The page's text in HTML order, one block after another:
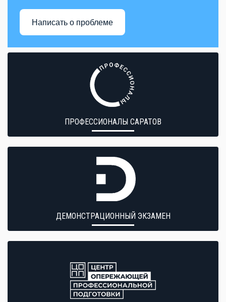
Написать о проблеме
ПРОФЕССИОНАЛЫ САРАТОВ
ДЕМОНСТРАЦИОННЫЙ ЭКЗАМЕН